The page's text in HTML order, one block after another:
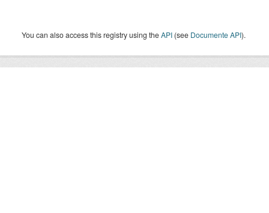
You can also access this registry using theAPI (see Documente API).